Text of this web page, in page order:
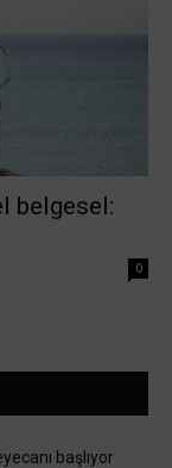
belgesel:
0
başlıyor